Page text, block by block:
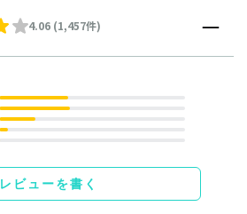
4.06 (1,457件)
レビューを書く